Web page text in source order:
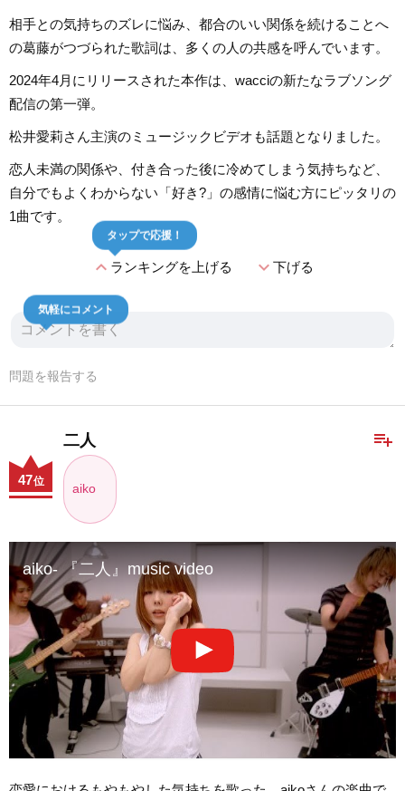
相手との気持ちのズレに悩み、都合のいい関係を続けることへ
の葛藤がつづられた歌詞は、多くの人の共感を呼んでいます。
2024年4月にリリースされた本作は、wacciの新たなラブソング
配信の第一弾。
松井愛莉さん主演のミュージックビデオも話題となりました。
恋人未満の関係や、付き合った後に冷めてしまう気持ちなど、
自分でもよくわからない「好き?」の感情に悩む方にピッタリの
1曲です。
expand_lessランキングを上げる
タップで応援！
expand_more下げる
気軽にコメント
問題を報告する
playlist_add
二人
aiko
47位
aiko- 『二人』music video